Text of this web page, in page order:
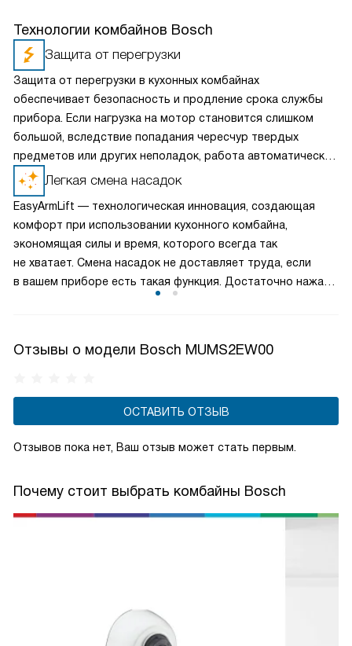
Технологии комбайнов Bosch
Защита от перегрузки
Защита от перегрузки в кухонных комбайнах
обеспечивает безопасность и продление срока службы
прибора. Если нагрузка на мотор становится слишком
большой, вследствие попадания чересчур твердых
предметов или других неполадок, работа автоматически
прекращается. Это позволяет предотвратить
повреждения мотора и оборудования. Таким образом, вы
можете сосредоточиться на приготовлении, доверив
заботу о технике ее надежной защите.
Легкая смена насадок
EasyArmLift — технологическая инновация, создающая
комфорт при использовании кухонного комбайна,
экономящая силы и время, которого всегда так
не хватает. Смена насадок не доставляет труда, если
в вашем приборе есть такая функция. Достаточно нажать
Отзывы о модели Bosch MUMS2EW00
ОСТАВИТЬ ОТЗЫВ
Отзывов пока нет, Ваш отзыв может стать первым.
Почему стоит выбрать комбайны Bosch